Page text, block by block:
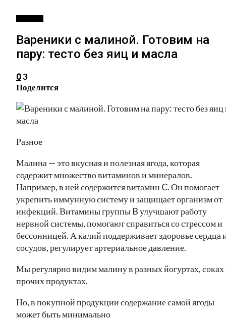
Вареники с малиной. Готовим на
пару: тесто без яиц и масла
03
Поделится
Разное
Малина — это вкусная и полезная ягода, которая
содержит множество витаминов и минералов.
Например, в ней содержится витамин C. Он помогает
укрепить иммунную систему и защищает организм от
инфекций. Витамины группы B улучшают работу
нервной системы, помогают справиться со стрессом и
бессонницей. А калий поддерживает здоровье сердца
сосудов, регулирует артериальное давление.
Мы регулярно видим малину в разных йогуртах, соках
прочих продуктах.
Но, в покупной продукции содержание самой ягоды
может быть минимально